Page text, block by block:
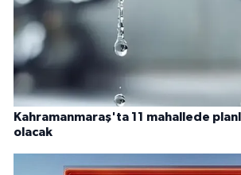
Kahramanmaraş'ta 11 mahallede
olacak